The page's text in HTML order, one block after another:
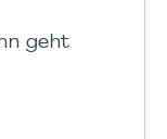
geht